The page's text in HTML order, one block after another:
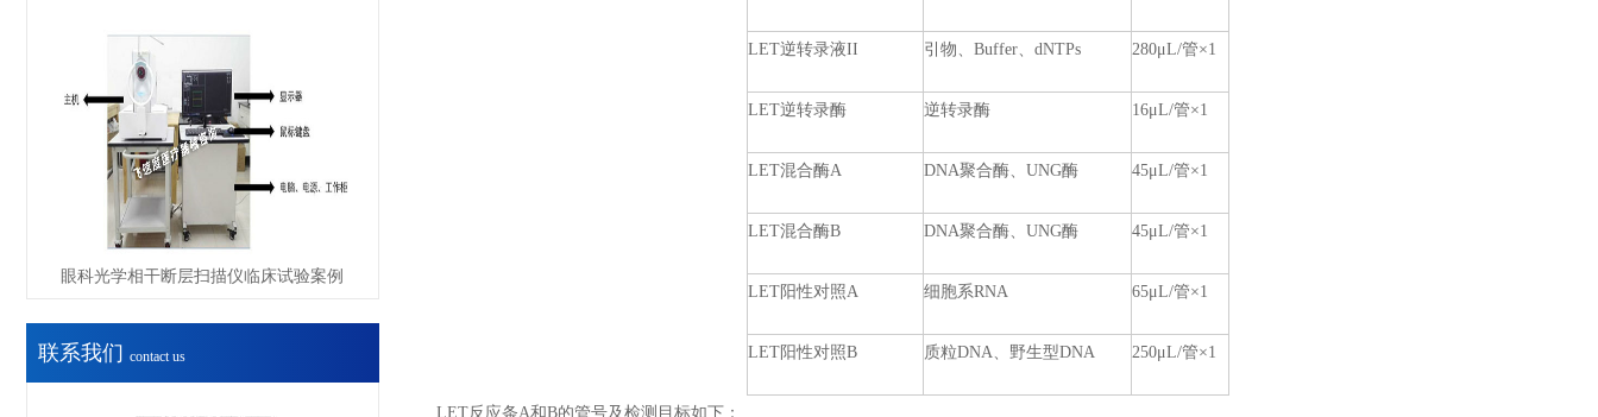
眼科光学相干断层扫描仪临床试验案例
联系我们 contact us
LET逆转录液II 引物、Buffer、dNTPs 280μL/管×1
LET逆转录酶 逆转录酶 16μL/管×1
LET混合酶A DNA聚合酶、UNG酶 45μL/管×1
LET混合酶B DNA聚合酶、UNG酶 45μL/管×1
LET阳性对照A 细胞系RNA 65μL/管×1
LET阳性对照B 质粒DNA、野生型DNA 250μL/管×1
LET反应条A和B的管号及检测目标如下：